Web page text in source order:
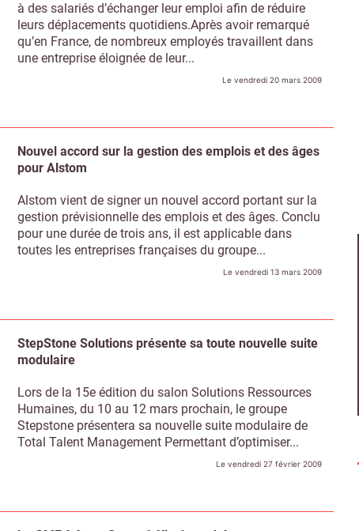
à des salariés d’échanger leur emploi afin de réduire
leurs déplacements quotidiens.Après avoir remarqué
qu’en France, de nombreux employés travaillent dans
une entreprise éloignée de leur...
Le vendredi 20 mars 2009
Nouvel accord sur la gestion des emplois et des âges
pour Alstom
Alstom vient de signer un nouvel accord portant sur la
gestion prévisionnelle des emplois et des âges. Conclu
pour une durée de trois ans, il est applicable dans
toutes les entreprises françaises du groupe...
Le vendredi 13 mars 2009
StepStone Solutions présente sa toute nouvelle suite
modulaire
Lors de la 15e édition du salon Solutions Ressources
Humaines, du 10 au 12 mars prochain, le groupe
Stepstone présentera sa nouvelle suite modulaire de
Total Talent Management Permettant d’optimiser...
Le vendredi 27 février 2009